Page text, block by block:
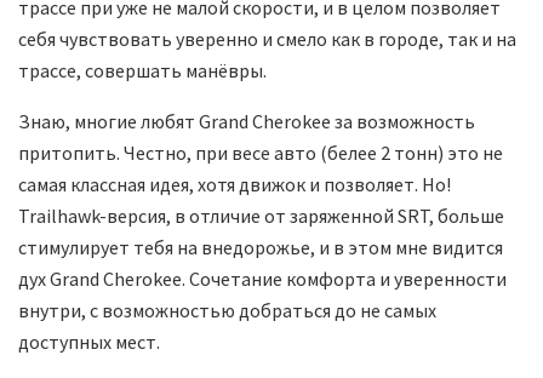
трассе при уже не малой скорости, и в целом позволяет
себя чувствовать уверенно и смело как в городе, так и на
трассе, совершать манёвры.
Знаю, многие любят Grand Cherokee за возможность
притопить. Честно, при весе авто (белее 2 тонн) это не
самая классная идея, хотя движок и позволяет. Но!
Trailhawk-версия, в отличие от заряженной SRT, больше
стимулирует тебя на внедорожье, и в этом мне видится
дух Grand Cherokee. Сочетание комфорта и уверенности
внутри, с возможностью добраться до не самых
доступных мест.